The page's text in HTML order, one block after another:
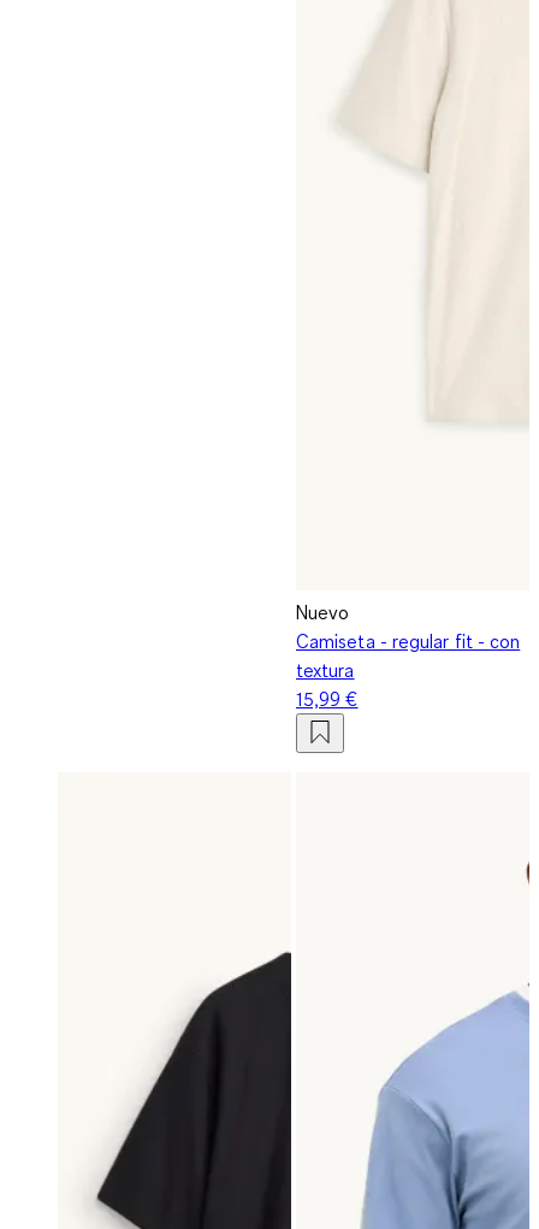
Nuevo
Camiseta - regular fit - con
textura
15,99 €